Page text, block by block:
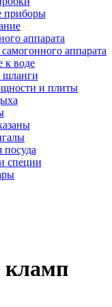
приборы
аппарата
аппарата
к воде
и плиты
посуда
специи